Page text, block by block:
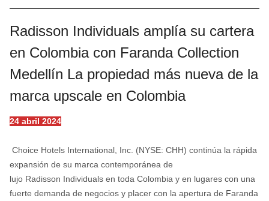
Radisson Individuals amplía su cartera
en Colombia con Faranda Collection
Medellín La propiedad más nueva de la
marca upscale en Colombia
24 abril 2024
Choice Hotels International, Inc. (NYSE: CHH) continúa la rápida
expansión de su marca contemporánea de
lujo Radisson Individuals en toda Colombia y en lugares con una
fuerte demanda de negocios y placer con la apertura de Faranda